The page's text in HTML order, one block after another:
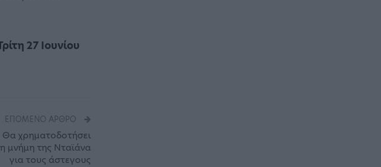
27 Ιουνίου
ΕΠΌΜΕΝΟ ΆΡΘΡΟ
Θα χρηματοδοτήσει
μνήμη της Νταϊάνα
για τους άστεγους